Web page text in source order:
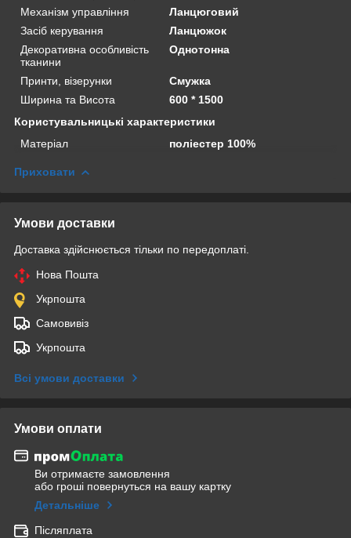
Механізм управління
Ланцюговий
Засіб керування
Ланцюжок
Декоративна особливість
тканини
Однотонна
Принти, візерунки
Смужка
Ширина та Висота
600 * 1500
Користувальницькі характеристики
Матеріал
поліестер 100%
Приховати
Умови доставки
Доставка здійснюється тільки по передоплаті.
Нова Пошта
Укрпошта
Самовивіз
Укрпошта
Всі умови доставки
Умови оплати
Ви отримаєте замовлення
або гроші повернуться на вашу картку
Детальніше
Післяплата